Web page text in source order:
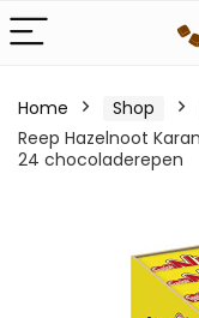
Home Shop
Reep Hazelnoot
24 chocoladerepen